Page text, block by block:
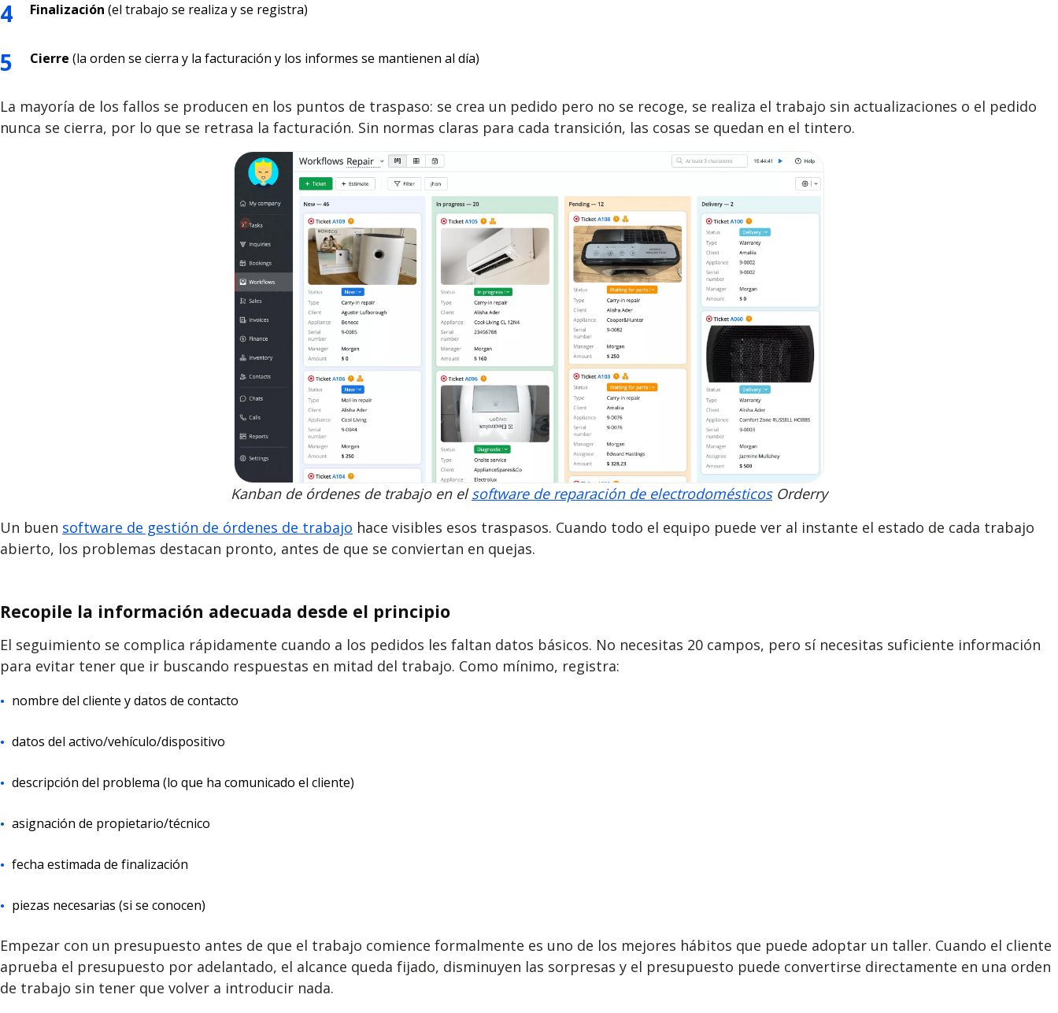
Finalización (el trabajo se realiza y se registra)
Cierre (la orden se cierra y la facturación y los informes se mantienen al día)
La mayoría de los fallos se producen en los puntos de traspaso: se crea un pedido pero no se recoge, se realiza el trabajo sin actualizaciones o el pedido
nunca se cierra, por lo que se retrasa la facturación. Sin normas claras para cada transición, las cosas se quedan en el tintero.
Kanban de órdenes de trabajo en elsoftware de reparación de electrodomésticosOrderry
Un buen software de gestión de órdenes de trabajo hace visibles esos traspasos. Cuando todo el equipo puede ver al instante el estado de cada trabajo
abierto, los problemas destacan pronto, antes de que se conviertan en quejas.
Recopile la información adecuada desde el principio
El seguimiento se complica rápidamente cuando a los pedidos les faltan datos básicos. No necesitas 20 campos, pero sí necesitas suficiente información
para evitar tener que ir buscando respuestas en mitad del trabajo. Como mínimo, registra:
nombre del cliente y datos de contacto
datos del activo/vehículo/dispositivo
descripción del problema (lo que ha comunicado el cliente)
asignación de propietario/técnico
fecha estimada de finalización
piezas necesarias (si se conocen)
Empezar con un presupuesto antes de que el trabajo comience formalmente es uno de los mejores hábitos que puede adoptar un taller. Cuando el cliente
aprueba el presupuesto por adelantado, el alcance queda fijado, disminuyen las sorpresas y el presupuesto puede convertirse directamente en una orden
de trabajo sin tener que volver a introducir nada.